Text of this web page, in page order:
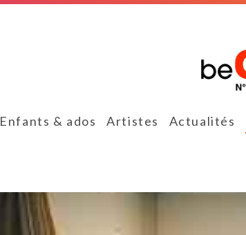
Enfants & ados Artistes Actualités